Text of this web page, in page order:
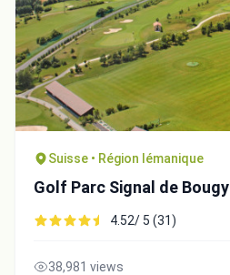
Suisse • Région lémanique
Golf Parc Signal de Bougy
4.52/ 5 (31)
38,981 views